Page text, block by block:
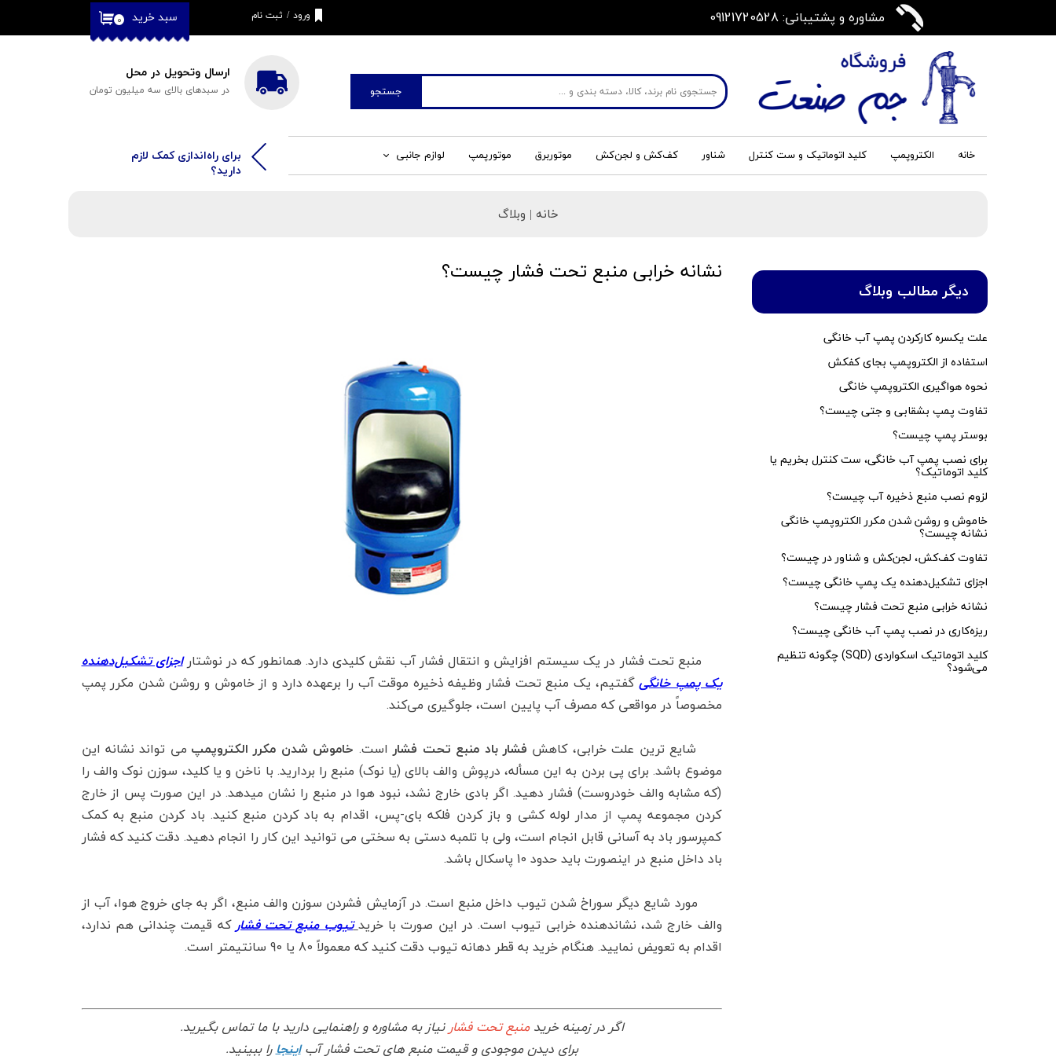
جستجو
ارسال وتحویل در محل
در سبدهای بالای سه میلیون تومان
مشاوره و پشتیبانی: 09121720528 ۰ سبد خرید ورود / ثبت نام
حساب کاربری من
تغییر گذر واژه
سفارشات
کاربری
خانه الکتروپمپ کلید اتوماتیک و ست کنترل شناور کف‌کش و لجن‌کش موتوربرق موتورپمپ لوازم جانبی
​​برای راه‌اندازی کمک لازم
دارید؟
خانه | وبلاگ
نشانه خرابی منبع تحت فشار چیست؟
منبع تحت فشار در یک سیستم افزایش و انتقال فشار آب نقش کلیدی دارد. همانطور که در نوشتاراجزای تشکیل‌دهنده
یک پمپ خانگیگفتیم، یک منبع تحت فشار وظیفه ذخیره موقت آب را برعهده دارد و از خاموش و روشن شدن مکرر پمپ
مخصوصاً در مواقعی که مصرف آب پایین است، جلوگیری می‌کند.
شایع ترین علت خرابی، کاهش فشار باد منبع تحت فشاراست. خاموش شدن مکرر الکتروپمپ می تواند نشانه این
موضوع باشد. برای پی بردن به این مسأله، درپوش والف بالای (یا نوک) منبع را بردارید. با ناخن و یا کلید، سوزن نوک والف را
(که مشابه والف خودروست) فشار دهید. اگر بادی خارج نشد، نبود هوا در منبع را نشان میدهد. در این صورت پس از خارج
کردن مجموعه پمپ از مدار لوله کشی و باز کردن فلکه بای-پس، اقدام به باد کردن منبع کنید. باد کردن منبع به کمک
کمپرسور باد به آسانی قابل انجام است، ولی با تلمبه دستی به سختی می توانید این کار را انجام دهید. دقت کنید که فشار
باد داخل منبع در اینصورت باید حدود 10 پاسکال باشد.
مورد شایع دیگر سوراخ شدن تیوب داخل منبع است. در آزمایش فشردن سوزن والف منبع، اگر به جای خروج هوا، آب از
والف خارج شد، نشاندهنده خرابی تیوب است. در این صورت با خرید تیوب منبع تحت فشار که قیمت چندانی هم ندارد،
اقدام به تعویض نمایید. هنگام خرید به قطر دهانه تیوب دقت کنید که معمولاً 80 یا 90 سانتیمتر است.
اگر در زمینه خریدمنبع تحت فشارنیاز به مشاوره و راهنمایی دارید با ما تماس بگیرید.
برای دیدن موجودی و قیمت منبع های تحت فشار آباینجارا ببینید.
دیگر مطالب وبلاگ
علت یکسره کارکردن پمپ آب خانگی
استفاده از الکتروپمپ بجای کفکش
نحوه هواگیری الکتروپمپ خانگی
تفاوت پمپ بشقابی و جتی چیست؟
بوستر پمپ چیست؟
برای نصب پمپ آب خانگی، ست کنترل بخریم یا
کلید اتوماتیک؟
لزوم نصب منبع ذخیره آب چیست؟
خاموش و روشن شدن مکرر الکتروپمپ خانگی
نشانه چیست؟
تفاوت کف‌کش، لجن‌کش و شناور در چیست؟
اجزای تشکیل‌دهنده یک پمپ خانگی چیست؟
نشانه خرابی منبع تحت فشار چیست؟
ریزه‌کاری در نصب پمپ آب خانگی چیست؟
کلید اتوماتیک اسکواردی (SQD) چگونه تنظیم
می‌شود؟